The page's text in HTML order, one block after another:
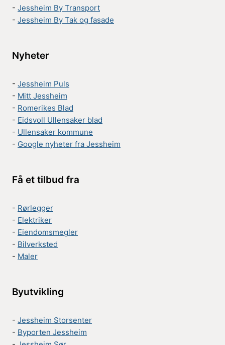
- Jessheim By Transport
- Jessheim By Tak og fasade
Nyheter
- Jessheim Puls
- Mitt Jessheim
- Romerikes Blad
- Eidsvoll Ullensaker blad
- Ullensaker kommune
- Google nyheter fra Jessheim
Få et tilbud fra
- Rørlegger
- Elektriker
- Eiendomsmegler
- Bilverksted
- Maler
Byutvikling
- Jessheim Storsenter
- Byporten Jessheim